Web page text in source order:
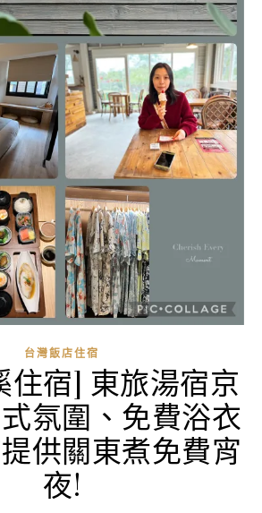
台灣飯店住宿
住宿] 東旅湯宿京
氛圍、免費浴衣
供關東煮免費宵
夜!